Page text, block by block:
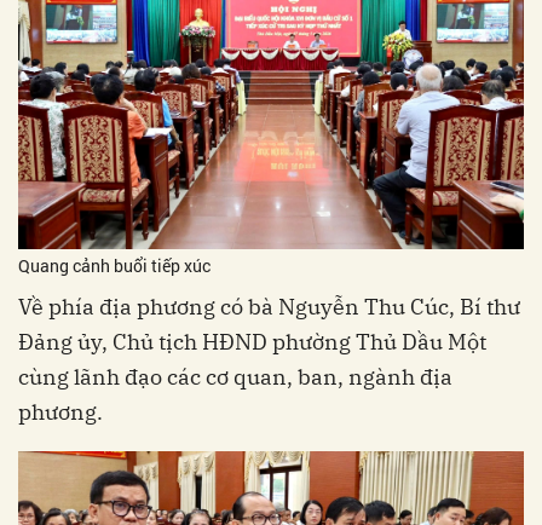
Quang cảnh buổi tiếp xúc
Về phía địa phương có bà Nguyễn Thu Cúc, Bí thư
Đảng ủy, Chủ tịch HĐND phường Thủ Dầu Một
cùng lãnh đạo các cơ quan, ban, ngành địa
phương.